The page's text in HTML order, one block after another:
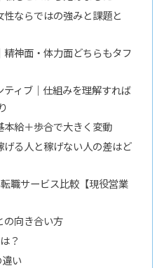
ならではの強みと課題と
精神面・体力面どちらもタフ
ティブ｜仕組みを理解すれば
本給＋歩合で大きく変動
げる人と稼げない人の差はど
職サービス比較【現役営業
の向き合い方
？
い